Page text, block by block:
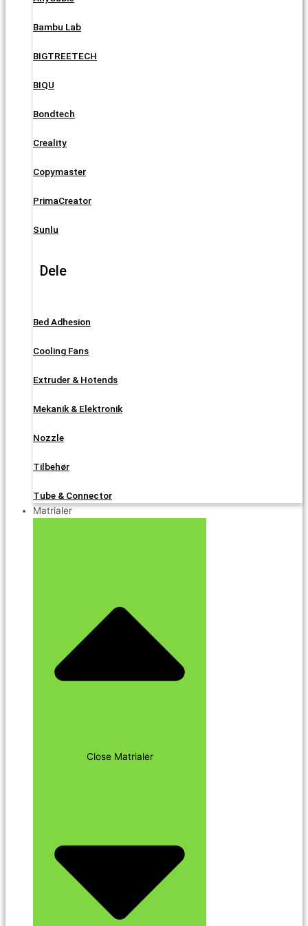
Bambu Lab
BIGTREETECH
BIQU
Bondtech
Creality
Copymaster
PrimaCreator
Sunlu
Dele
Bed Adhesion
Cooling Fans
Extruder & Hotends
Mekanik & Elektronik
Nozzle
Tilbehør
Tube & Connector
Matrialer
Close Matrialer